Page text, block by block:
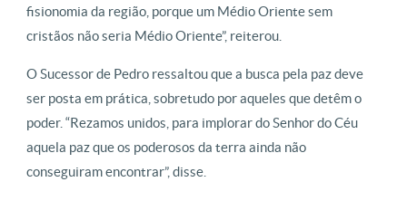
fisionomia da região, porque um Médio Oriente sem
cristãos não seria Médio Oriente”, reiterou.
O Sucessor de Pedro ressaltou que a busca pela paz deve
ser posta em prática, sobretudo por aqueles que detêm o
poder. “Rezamos unidos, para implorar do Senhor do Céu
aquela paz que os poderosos da terra ainda não
conseguiram encontrar”, disse.